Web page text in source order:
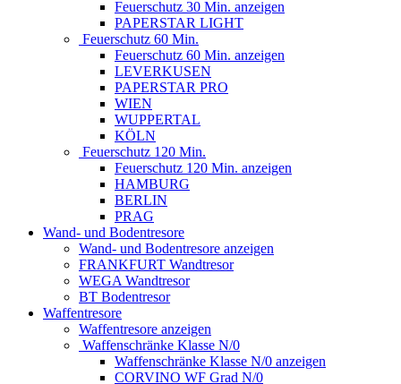
Feuerschutz 30 Min. anzeigen
PAPERSTAR LIGHT
Feuerschutz 60 Min.
Feuerschutz 60 Min. anzeigen
LEVERKUSEN
PAPERSTAR PRO
WIEN
WUPPERTAL
KÖLN
Feuerschutz 120 Min.
Feuerschutz 120 Min. anzeigen
HAMBURG
BERLIN
PRAG
Wand- und Bodentresore
Wand- und Bodentresore anzeigen
FRANKFURT Wandtresor
WEGA Wandtresor
BT Bodentresor
Waffentresore
Waffentresore anzeigen
Waffenschränke Klasse N/0
Waffenschränke Klasse N/0 anzeigen
CORVINO WF Grad N/0